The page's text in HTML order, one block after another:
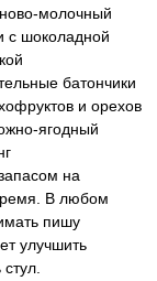
молочный
с шоколадной
батончики
и орехов
ягодный
на
В любом
пишу
улучшить